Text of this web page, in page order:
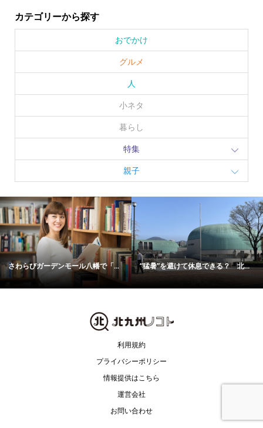
カテゴリーから探す
おでかけ
グルメ
人
小ネタ
暮らし
特集
親子
さわらびガーデンモール八幡で「... “猛暑”を避けて休息できる？ 北...
利用規約
プライバシーポリシー
情報提供はこちら
運営会社
お問い合わせ